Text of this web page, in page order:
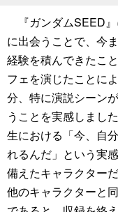
『ガンダムSEED
に出会うことで、今
経験を積んできたこ
フェを演じたことに
分、特に演説シーン
うことを実感しまし
生における「今、自
れるんだ」という実
備えたキャラクター
他のキャラクターと